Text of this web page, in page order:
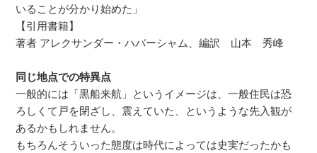
いることが分かり始めた」
【引用書籍】
著者 アレクサンダー・ハバーシャム、編訳 山本 秀峰
同じ地点での特異点
一般的には「黒船来航」というイメージは、一般住民は恐
ろしくて戸を閉ざし、震えていた、というような先入観が
あるかもしれません。
もちろんそういった態度は時代によっては史実だったかも